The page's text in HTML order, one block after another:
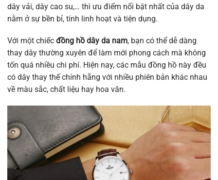
dây vải, dây cao su,… thì ưu điểm nổi bật nhất của dây da
nằm ở sự bền bỉ, tính linh hoạt và tiện dụng.
Với một chiếc đồng hồ dây da nam, bạn có thể dễ dàng
thay dây thường xuyên để làm mới phong cách mà không
tốn quá nhiều chi phí. Hiện nay, các mẫu đồng hồ này đều
có dây thay thế chính hãng với nhiều phiên bản khác nhau
về màu sắc, chất liệu hay hoa văn.